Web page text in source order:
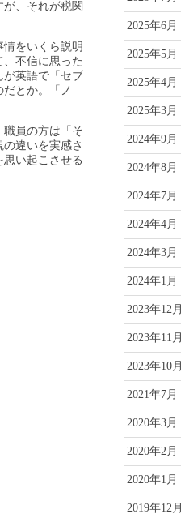
、それが税関
をいくら説明
不信に思った
英語で「セブ
とか。「ノ
職員の方は「そ
違いを実感さ
い起こさせる
2025年6月
2025年5月
2025年4月
2025年3月
2024年9月
2024年8月
2024年7月
2024年4月
2024年3月
2024年1月
2023年12月
2023年11月
2023年10月
2021年7月
2020年3月
2020年2月
2020年1月
2019年12月